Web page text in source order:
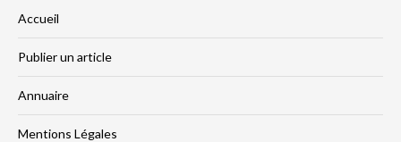
Accueil
Publier un article
Annuaire
Mentions Légales